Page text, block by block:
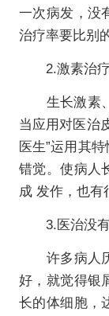
一次病发，没
治疗率要比别
2.激素治疗
生长激素、
当应用对医治
医生”运用其
错觉。使病人
成 发作，也有
3.医治没有
许多病人历
好，就觉得银
长的体细胞，